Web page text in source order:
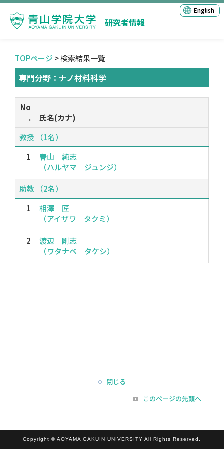
研究者情報
English
TOPページ > 検索結果一覧
専門分野：ナノ材料科学
No
.
氏名(カナ)
教授 （1名）
1
春山 純志
（ハルヤマ ジュンジ）
助教 （2名）
1
相澤 匠
（アイザワ タクミ）
2
渡辺 剛志
（ワタナベ タケシ）
閉じる
このページの先頭へ
Copyright © AOYAMA GAKUIN UNIVERSITY All Rights Reserved.